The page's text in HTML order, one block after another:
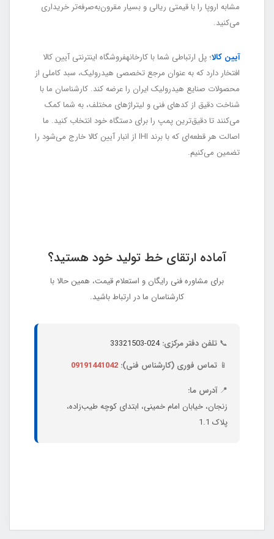
مشابه اروپا را با قیمتی ریالی و بسیار مقرون‌به‌صرفه‌تر خریداری
می‌کنید.
آیین کالا؛ پل ارتباطی شما با کارخانهفروشگاه اینترنتی آیین کالا
افتخار دارد که به عنوان مرجع تخصصی هیدرولیک، سبد کاملی از
محصولات صنایع هیدرولیک ایران را عرضه کند. کارشناسان ما با
شناخت دقیق از کدهای فنی و لیتراژهای مختلف، به شما کمک
می‌کنند تا دقیق‌ترین پمپ را برای دستگاه خود انتخاب کنید. ما
اصالت هر قطعه‌ای که با برند IHI از انبار آیین کالا خارج می‌شود را
تضمین می‌کنیم.
آماده ارتقای خط تولید خود هستید؟
برای مشاوره فنی رایگان و استعلام قیمت، همین حالا با
کارشناسان ما در ارتباط باشید.
📞 تلفن دفتر مرکزی: 024-33321503
📱 تماس فوری (کارشناس فنی): 09191441042
📍آدرس ما:
زنجان، خیابان امام خمینی، ابتدای کوچه طیب‌زاده،
پلاک 1.1